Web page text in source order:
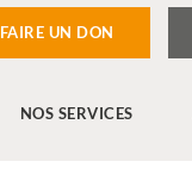
FAIRE UN DON
NOS SERVICES